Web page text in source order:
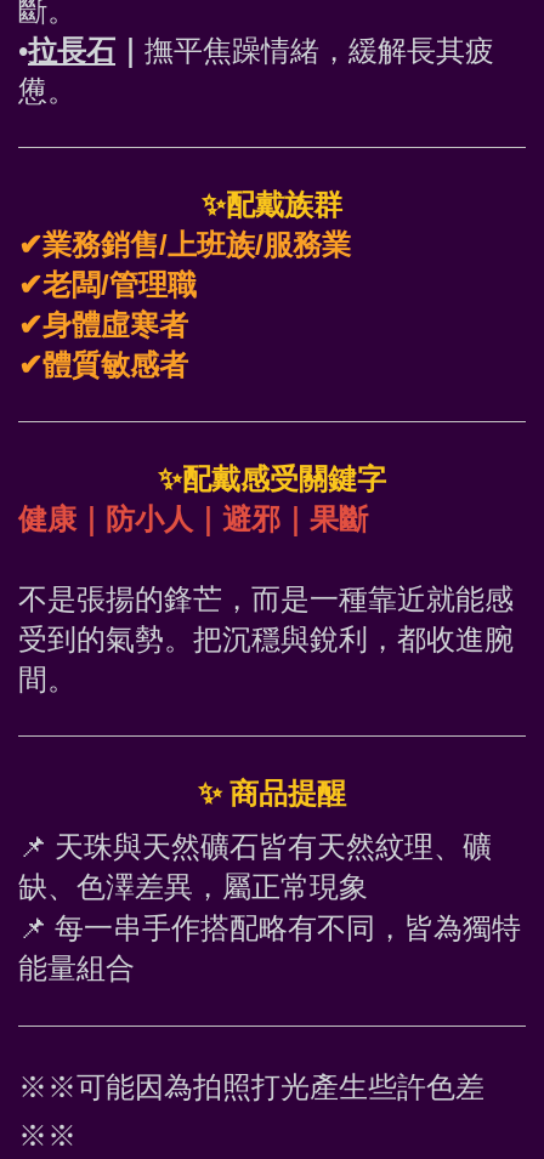
斷。
•拉長石
撫平焦躁情緒，緩解長其疲
憊。
✨配戴族群
✔業務銷售/上班族/服務業
✔老闆/管理職
✔身體虛寒者
✔體質敏感者
✨配戴感受關鍵字
健康｜防小人｜避邪｜果斷
不是張揚的鋒芒，而是一種靠近就能感
受到的氣勢。把沉穩與銳利，都收進腕
間。
✨ 商品提醒
📌 天珠與天然礦石皆有天然紋理、礦
缺、色澤差異，屬正常現象
📌 每一串手作搭配略有不同，皆為獨特
能量組合
※※可能因為拍照打光產生些許色差
※※